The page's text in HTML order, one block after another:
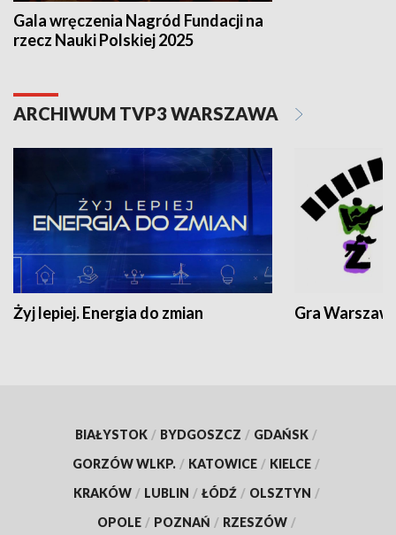
Gala wręczenia Nagród Fundacji na
rzecz Nauki Polskiej 2025
ARCHIWUM TVP3 WARSZAWA
Żyj lepiej. Energia do zmian Gra
BIAŁYSTOK / BYDGOSZCZ / GDAŃSK /
GORZÓW WLKP. / KATOWICE / KIELCE /
KRAKÓW / LUBLIN / ŁÓDŹ / OLSZTYN /
OPOLE / POZNAŃ / RZESZÓW /